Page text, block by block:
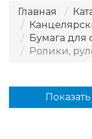
Главная
Бумага для
Ролики,